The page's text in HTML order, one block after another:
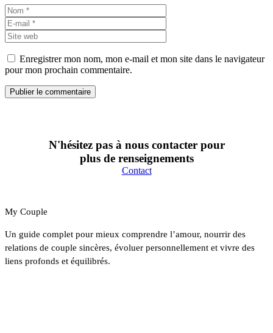
Nom
mail
web
Enregistrer mon nom, mon e-mail et mon site dans le navigateur
pour mon prochain commentaire.
N'hésitez pas à nous contacter pour
plus de renseignements
Contact
My Couple
Un guide complet pour mieux comprendre l’amour, nourrir des
relations de couple sincères, évoluer personnellement et vivre des
liens profonds et équilibrés.